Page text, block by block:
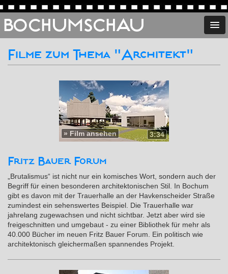
BOCHUMSCHAU
Filme zum Thema "Architekt"
3:34
» Film ansehen
Fritz Bauer Forum
„Brutalismus“ ist nicht nur ein komisches Wort, sondern auch der
Begriff für einen besonderen architektonischen Stil. In Bochum
gibt es davon mit der Trauerhalle an der Havkenscheider Straße
zumindest ein sehenswertes Beispiel. Die Trauerhalle war
jahrelang zugewachsen und nicht sichtbar. Jetzt aber wird sie
freigeschnitten und umgebaut - zu einer Bibliothek für mehr als
40.000 Bücher im neuen Fritz Bauer Forum. Ein politisch wie
architektonisch gleichermaßen spannendes Projekt.